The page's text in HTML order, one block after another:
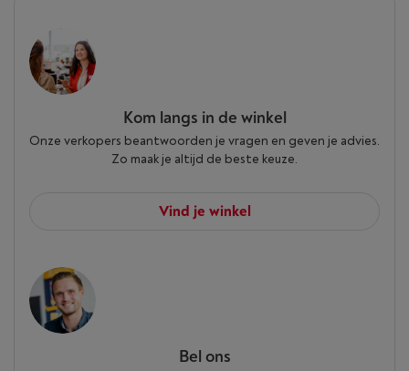
Kom langs in de winkel
Onze verkopers beantwoorden je vragen en geven je advies.
Zo maak je altijd de beste keuze.
Vind je winkel
Bel ons